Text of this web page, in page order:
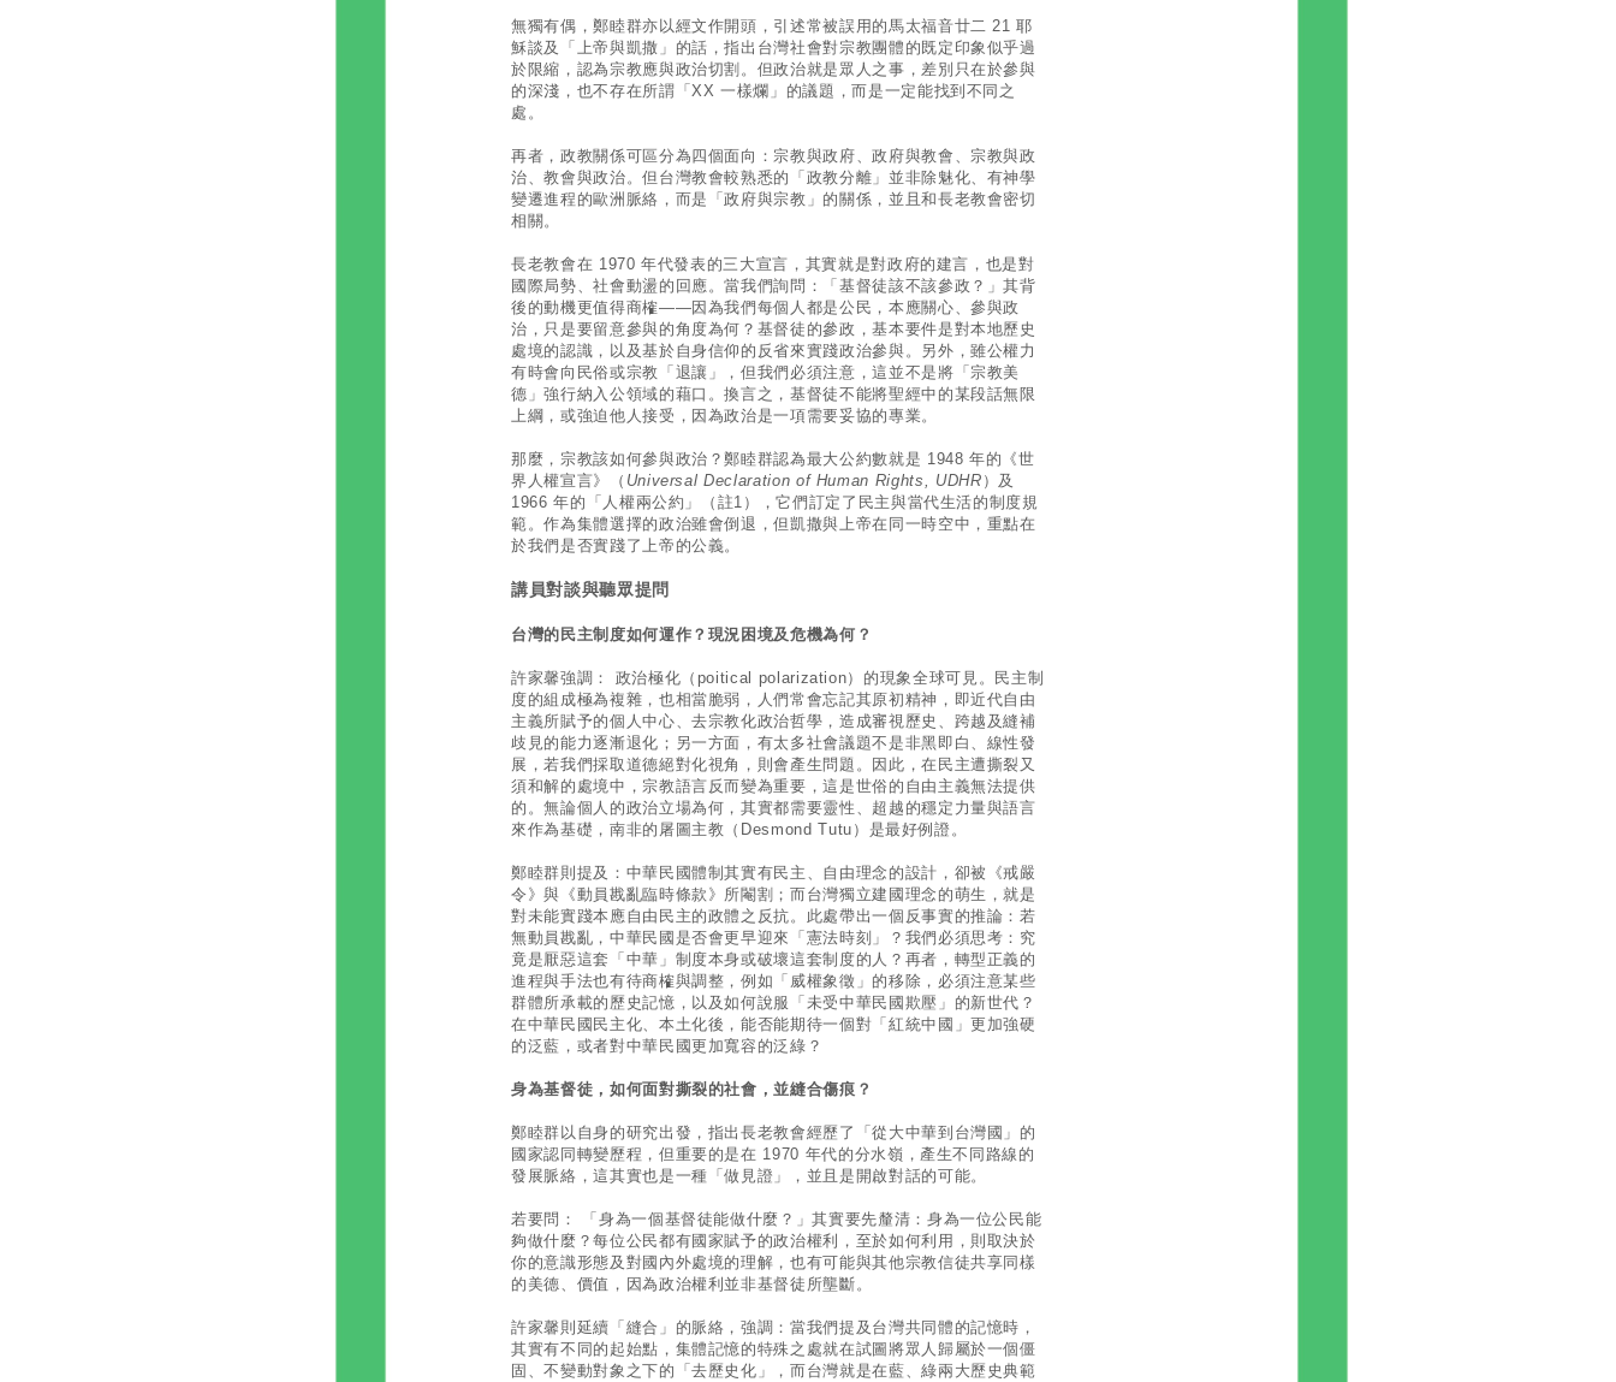
無獨有偶，鄭睦群亦以經文作開頭，引述常被誤用的馬太福音廿二 21 耶
穌談及「上帝與凱撒」的話，指出台灣社會對宗教團體的既定印象似乎過
於限縮，認為宗教應與政治切割。但政治就是眾人之事，差別只在於參與
的深淺，也不存在所謂「XX 一樣爛」的議題，而是一定能找到不同之
處。
再者，政教關係可區分為四個面向：宗教與政府、政府與教會、宗教與政
治、教會與政治。但台灣教會較熟悉的「政教分離」並非除魅化、有神學
變遷進程的歐洲脈絡，而是「政府與宗教」的關係，並且和長老教會密切
相關。
長老教會在 1970 年代發表的三大宣言，其實就是對政府的建言，也是對
國際局勢、社會動盪的回應。當我們詢問：「基督徒該不該參政？」其背
後的動機更值得商榷——因為我們每個人都是公民，本應關心、參與政
治，只是要留意參與的角度為何？基督徒的參政，基本要件是對本地歷史
處境的認識，以及基於自身信仰的反省來實踐政治參與。另外，雖公權力
有時會向民俗或宗教「退讓」，但我們必須注意，這並不是將「宗教美
德」強行納入公領域的藉口。換言之，基督徒不能將聖經中的某段話無限
上綱，或強迫他人接受，因為政治是一項需要妥協的專業。
那麼，宗教該如何參與政治？鄭睦群認為最大公約數就是 1948 年的《世
界人權宣言》（ Universal Declaration of Human Rights, UDHR ）及
1966 年的「人權兩公約」（註1），它們訂定了民主與當代生活的制度規
範。作為集體選擇的政治雖會倒退，但凱撒與上帝在同一時空中，重點在
於我們是否實踐了上帝的公義。
講員對談與聽眾提問
台灣的民主制度如何運作？現況困境及危機為何？
許家馨強調： 政治極化（poitical polarization）的現象全球可見。民主制
度的組成極為複雜，也相當脆弱，人們常會忘記其原初精神，即近代自由
主義所賦予的個人中心、去宗教化政治哲學，造成審視歷史、跨越及縫補
歧見的能力逐漸退化；另一方面，有太多社會議題不是非黑即白、線性發
展，若我們採取道德絕對化視角，則會產生問題。因此，在民主遭撕裂又
須和解的處境中，宗教語言反而變為重要，這是世俗的自由主義無法提供
的。無論個人的政治立場為何，其實都需要靈性、超越的穩定力量與語言
來作為基礎，南非的屠圖主教（Desmond Tutu）是最好例證。
鄭睦群則提及：中華民國體制其實有民主、自由理念的設計，卻被《戒嚴
令》與《動員戡亂臨時條款》所閹割；而台灣獨立建國理念的萌生，就是
對未能實踐本應自由民主的政體之反抗。此處帶出一個反事實的推論：若
無動員戡亂，中華民國是否會更早迎來「憲法時刻」？我們必須思考：究
竟是厭惡這套「中華」制度本身或破壞這套制度的人？再者，轉型正義的
進程與手法也有待商榷與調整，例如「威權象徵」的移除，必須注意某些
群體所承載的歷史記憶，以及如何說服「未受中華民國欺壓」的新世代？
在中華民國民主化、本土化後，能否能期待一個對「紅統中國」更加強硬
的泛藍，或者對中華民國更加寬容的泛綠？
身為基督徒，如何面對撕裂的社會，並縫合傷痕？
鄭睦群以自身的研究出發，指出長老教會經歷了「從大中華到台灣國」的
國家認同轉變歷程，但重要的是在 1970 年代的分水嶺，產生不同路線的
發展脈絡，這其實也是一種「做見證」，並且是開啟對話的可能。
若要問： 「身為一個基督徒能做什麼？」其實要先釐清：身為一位公民能
夠做什麼？每位公民都有國家賦予的政治權利，至於如何利用，則取決於
你的意識形態及對國內外處境的理解，也有可能與其他宗教信徒共享同樣
的美德、價值，因為政治權利並非基督徒所壟斷。
許家馨則延續「縫合」的脈絡，強調：當我們提及台灣共同體的記憶時，
其實有不同的起始點，集體記憶的特殊之處就在試圖將眾人歸屬於一個僵
固、不變動對象之下的「去歷史化」，而台灣就是在藍、綠兩大歷史典範